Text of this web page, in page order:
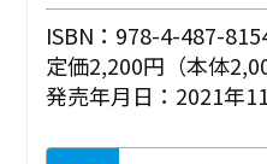
ISBN：978-4-487-
定価2,200円（本体
発売年月日：2021年